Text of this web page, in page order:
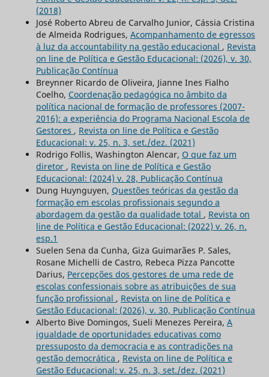
(2018)
José Roberto Abreu de Carvalho Junior, Cássia Cristina
de Almeida Rodrigues, Acompanhamento de egressos
à luz da accountability na gestão educacional , Revista
on line de Política e Gestão Educacional: (2026), v. 30,
Publicação Contínua
Breynner Ricardo de Oliveira, Jianne Ines Fialho
Coelho, Coordenação pedagógica no âmbito da
política nacional de formação de professores (2007-
2016): a experiência do Programa Nacional Escola de
Gestores , Revista on line de Política e Gestão
Educacional: v. 25, n. 3, set./dez. (2021)
Rodrigo Follis, Washington Alencar, O que faz um
diretor , Revista on line de Política e Gestão
Educacional: (2024) v. 28, Publicação Contínua
Dung Huynguyen, Questões teóricas da gestão da
formação em escolas profissionais segundo a
abordagem da gestão da qualidade total , Revista on
line de Política e Gestão Educacional: (2022) v. 26, n.
esp.1
Suelen Sena da Cunha, Giza Guimarães P. Sales,
Rosane Michelli de Castro, Rebeca Pizza Pancotte
Darius, Percepções dos gestores de uma rede de
escolas confessionais sobre as atribuições de sua
função profissional , Revista on line de Política e
Gestão Educacional: (2026), v. 30, Publicação Contínua
Alberto Bive Domingos, Sueli Menezes Pereira, A
igualdade de oportunidades educativas como
pressuposto da democracia e as contradições na
gestão democrática , Revista on line de Política e
Gestão Educacional: v. 25, n. 3, set./dez. (2021)